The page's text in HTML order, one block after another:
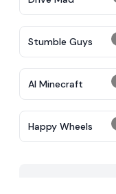
Stumble Guys
AI Minecraft
Happy Wheels